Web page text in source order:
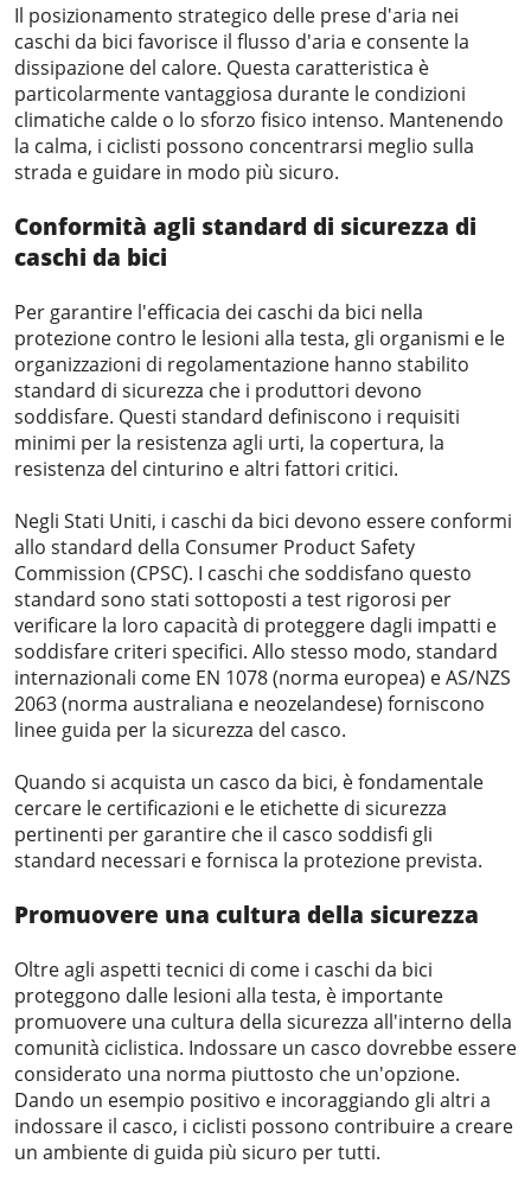
Il posizionamento strategico delle prese d'aria nei
caschi da bici favorisce il flusso d'aria e consente la
dissipazione del calore. Questa caratteristica è
particolarmente vantaggiosa durante le condizioni
climatiche calde o lo sforzo fisico intenso. Mantenendo
la calma, i ciclisti possono concentrarsi meglio sulla
strada e guidare in modo più sicuro.
Conformità agli standard di sicurezza di
caschi da bici
Per garantire l'efficacia dei caschi da bici nella
protezione contro le lesioni alla testa, gli organismi e le
organizzazioni di regolamentazione hanno stabilito
standard di sicurezza che i produttori devono
soddisfare. Questi standard definiscono i requisiti
minimi per la resistenza agli urti, la copertura, la
resistenza del cinturino e altri fattori critici.
Negli Stati Uniti, i caschi da bici devono essere conformi
allo standard della Consumer Product Safety
Commission (CPSC). I caschi che soddisfano questo
standard sono stati sottoposti a test rigorosi per
verificare la loro capacità di proteggere dagli impatti e
soddisfare criteri specifici. Allo stesso modo, standard
internazionali come EN 1078 (norma europea) e AS/NZS
2063 (norma australiana e neozelandese) forniscono
linee guida per la sicurezza del casco.
Quando si acquista un casco da bici, è fondamentale
cercare le certificazioni e le etichette di sicurezza
pertinenti per garantire che il casco soddisfi gli
standard necessari e fornisca la protezione prevista.
Promuovere una cultura della sicurezza
Oltre agli aspetti tecnici di come i caschi da bici
proteggono dalle lesioni alla testa, è importante
promuovere una cultura della sicurezza all'interno della
comunità ciclistica. Indossare un casco dovrebbe essere
considerato una norma piuttosto che un'opzione.
Dando un esempio positivo e incoraggiando gli altri a
indossare il casco, i ciclisti possono contribuire a creare
un ambiente di guida più sicuro per tutti.